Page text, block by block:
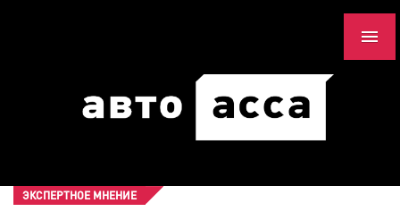
ЭКСПЕРТНОЕ МНЕНИЕ